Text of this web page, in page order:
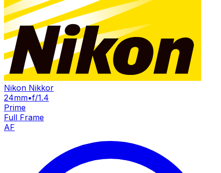
Nikon Nikkor
24mm•f/1.4
Prime
Full Frame
AF